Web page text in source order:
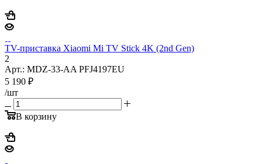
TV-приставка Xiaomi Mi TV Stick 4K (2nd Gen)
2
Арт.: MDZ-33-AA PFJ4197EU
5 190 ₽
/шт
В корзину